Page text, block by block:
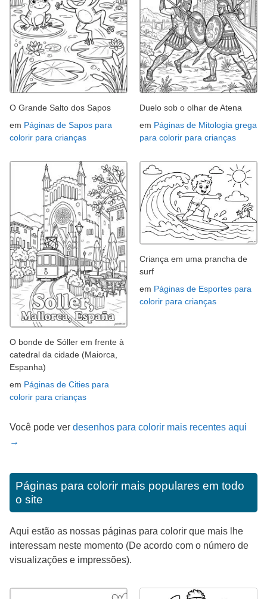
O Grande Salto dos Sapos
em Páginas de Sapos para
colorir para crianças
Duelo sob o olhar de Atena
em Páginas de Mitologia grega
para colorir para crianças
O bonde de Sóller em frente à
catedral da cidade (Maiorca,
Espanha)
em Páginas de Cities para
colorir para crianças
Criança em uma prancha de
surf
em Páginas de Esportes para
colorir para crianças
Você pode ver desenhos para colorir mais recentes aqui
→
Páginas para colorir mais populares em todo
o site
Aqui estão as nossas páginas para colorir que mais lhe
interessam neste momento (De acordo com o número de
visualizações e impressões).